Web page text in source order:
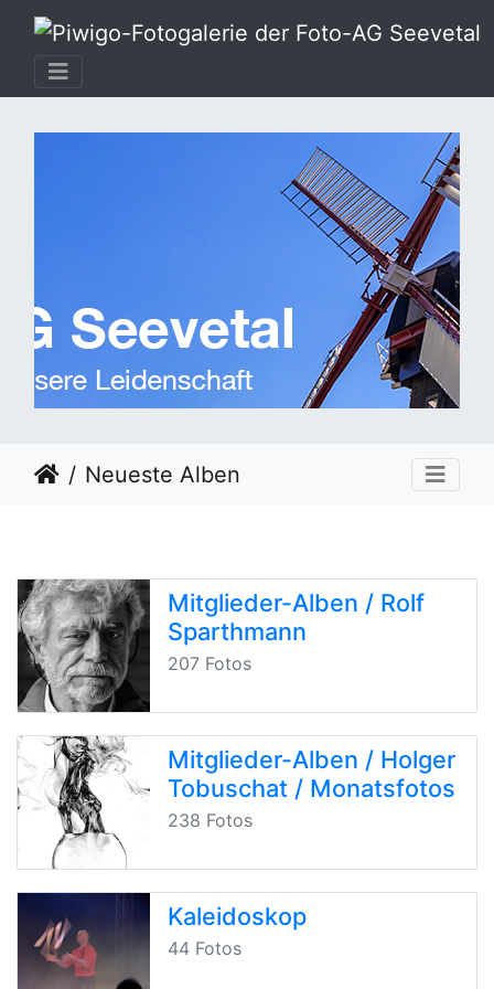
Neueste Alben
Mitglieder-Alben / Rolf
Sparthmann
207 Fotos
Mitglieder-Alben / Holger
Tobuschat / Monatsfotos
238 Fotos
Kaleidoskop
44 Fotos